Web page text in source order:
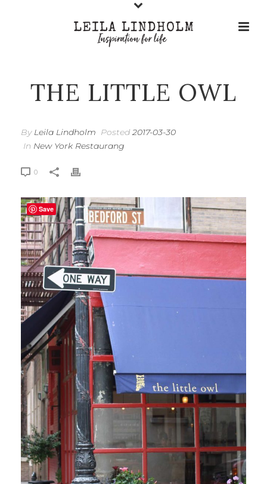
THE LITTLE OWL
By Leila Lindholm Posted 2017-03-30
In New York Restaurang
0
Save